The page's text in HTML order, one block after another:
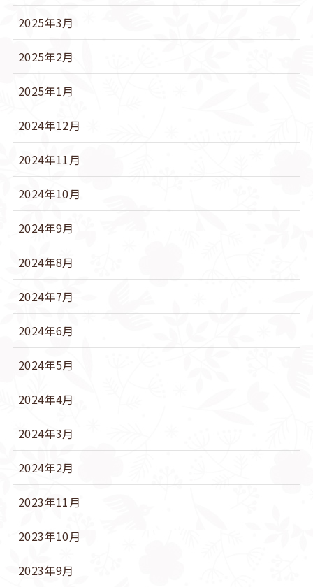
2025年3月
2025年2月
2025年1月
2024年12月
2024年11月
2024年10月
2024年9月
2024年8月
2024年7月
2024年6月
2024年5月
2024年4月
2024年3月
2024年2月
2023年11月
2023年10月
2023年9月